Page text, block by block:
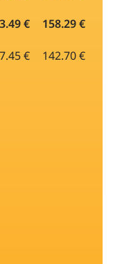
€ 158.29 €
€ 142.70 €